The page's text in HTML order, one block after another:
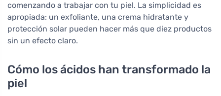
comenzando a trabajar con tu piel. La simplicidad es
apropiada: un exfoliante, una crema hidratante y
protección solar pueden hacer más que diez productos
sin un efecto claro.
Cómo los ácidos han transformado la
piel